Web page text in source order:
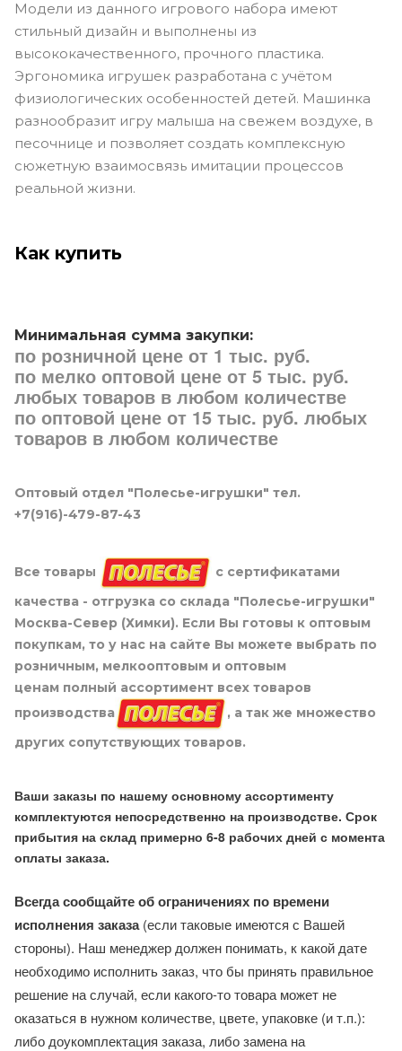
Модели из данного игрового набора имеют
стильный дизайн и выполнены из
высококачественного, прочного пластика.
Эргономика игрушек разработана с учётом
физиологических особенностей детей. Машинка
разнообразит игру малыша на свежем воздухе, в
песочнице и позволяет создать комплексную
сюжетную взаимосвязь имитации процессов
реальной жизни.
Как купить
Минимальная сумма закупки:
по розничной цене от 1 тыс. руб.
по мелко оптовой цене от 5 тыс. руб.
любых товаров в любом количестве
по оптовой цене от 15 тыс. руб. любых
товаров в любом количестве
Оптовый отдел "Полесье-игрушки" тел.
+7(916)-479-87-43
Все товары
с сертификатами
качества - отгрузка со склада "Полесье-игрушки"
Москва-Север (Химки). Если Вы готовы к оптовым
покупкам, то у нас на сайте Вы можете выбрать по
розничным, мелкооптовым и оптовым
ценам полный ассортимент всех товаров
производства
, а так же множество
других сопутствующих товаров.
Ваши заказы по нашему основному ассортименту
комплектуются непосредственно на производстве. Срок
прибытия на склад примерно 6-8 рабочих дней с момента
оплаты заказа.
Всегда сообщайте об ограничениях по времени
исполнения заказа(если таковые имеются с Вашей
стороны). Наш менеджер должен понимать, к какой дате
необходимо исполнить заказ, что бы принять правильное
решение на случай, если какого-то товара может не
оказаться в нужном количестве, цвете, упаковке (и т.п.):
либо доукомплектация заказа, либо замена на